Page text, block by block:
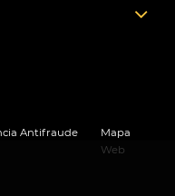
Antifraude
Mapa
Web